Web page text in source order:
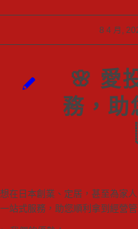
8 4 月,
/
🌸 愛
務，助
想在日本創業、定居，甚至為家
一站式服務，助您順利拿到經營